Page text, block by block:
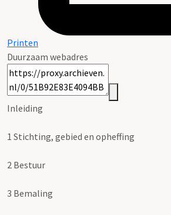
Printen
Duurzaam webadres
Inleiding
1 Stichting, gebied en opheffing
2 Bestuur
3 Bemaling